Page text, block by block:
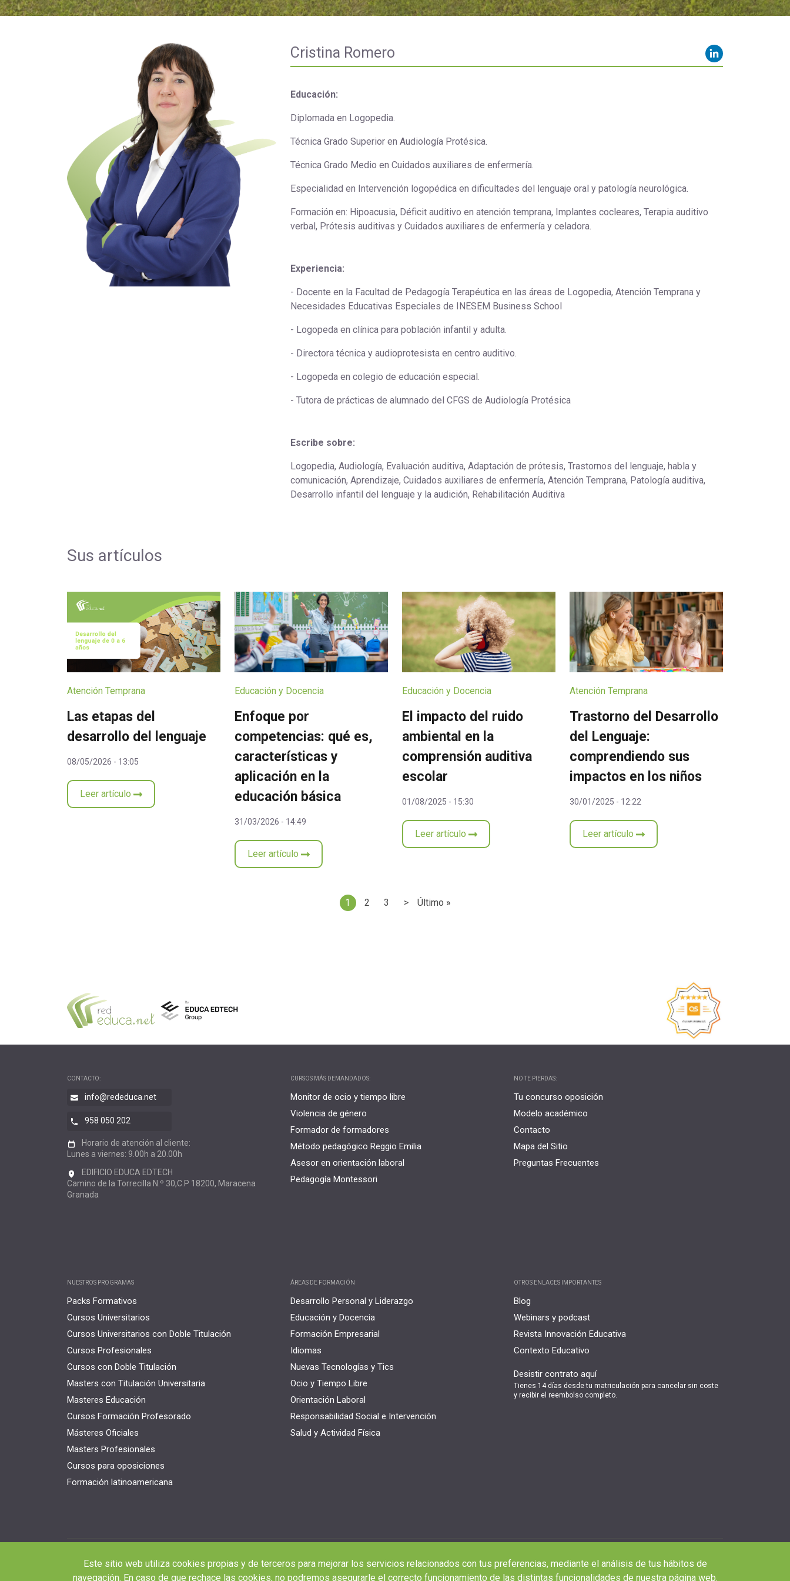
Ver Cursos
Universitaria
Orientación Laboral
Salud y Actividad Física
Cristina Romero
Educación:
Diplomada en Logopedia.
Técnica Grado Superior en Audiología Protésica.
Técnica Grado Medio en Cuidados auxiliares de enfermería.
Especialidad en Intervención logopédica en dificultades del lenguaje oral y patología neurológica.
Formación en: Hipoacusia, Déficit auditivo en atención temprana, Implantes cocleares, Terapia auditivo
verbal, Prótesis auditivas y Cuidados auxiliares de enfermería y celadora.
Experiencia:
- Docente en la Facultad de Pedagogía Terapéutica en las áreas de Logopedia, Atención Temprana y
Necesidades Educativas Especiales de INESEM Business School
- Logopeda en clínica para población infantil y adulta.
- Directora técnica y audioprotesista en centro auditivo.
- Logopeda en colegio de educación especial.
- Tutora de prácticas de alumnado del CFGS de Audiología Protésica
Escribe sobre:
Logopedia, Audiología, Evaluación auditiva, Adaptación de prótesis, Trastornos del lenguaje, habla y
comunicación, Aprendizaje, Cuidados auxiliares de enfermería, Atención Temprana, Patología auditiva,
Desarrollo infantil del lenguaje y la audición, Rehabilitación Auditiva
Sus artículos
Atención Temprana
Las etapas del
desarrollo del lenguaje
08/05/2026 - 13:05
Leer artículo
Educación y Docencia
Enfoque por
competencias: qué es,
características y
aplicación en la
educación básica
31/03/2026 - 14:49
Leer artículo
Educación y Docencia
El impacto del ruido
ambiental en la
comprensión auditiva
escolar
01/08/2025 - 15:30
Leer artículo
Atención Temprana
Trastorno del Desarrollo
del Lenguaje:
comprendiendo sus
impactos en los niños
30/01/2025 - 12:22
Leer artículo
Página actual
1
Page
2
Page
3
Siguiente página
>
Última página
Último »
CONTACTO:
info@rededuca.net
958 050 202
Horario de atención al cliente:
Lunes a viernes: 9.00h a 20.00h
EDIFICIO EDUCA EDTECH
Camino de la Torrecilla N.º 30,C.P 18200, Maracena
Granada
CURSOS MÁS DEMANDADOS:
Monitor de ocio y tiempo libre
Violencia de género
Formador de formadores
Método pedagógico Reggio Emilia
Asesor en orientación laboral
Pedagogía Montessori
NO TE PIERDAS:
Tu concurso oposición
Modelo académico
Contacto
Mapa del Sitio
Preguntas Frecuentes
NUESTROS PROGRAMAS
Packs Formativos
Cursos Universitarios
Cursos Universitarios con Doble Titulación
Cursos Profesionales
Cursos con Doble Titulación
Masters con Titulación Universitaria
Masteres Educación
Cursos Formación Profesorado
Másteres Oficiales
Masters Profesionales
Cursos para oposiciones
Formación latinoamericana
ÁREAS DE FORMACIÓN
Desarrollo Personal y Liderazgo
Educación y Docencia
Formación Empresarial
Idiomas
Nuevas Tecnologías y Tics
Ocio y Tiempo Libre
Orientación Laboral
Responsabilidad Social e Intervención
Salud y Actividad Física
OTROS ENLACES IMPORTANTES
Blog
Webinars y podcast
Revista Innovación Educativa
Contexto Educativo
Desistir contrato aquí
Tienes 14 días desde tu matriculación para cancelar sin coste
y recibir el reembolso completo.
Este sitio web utiliza cookies propias y de terceros para mejorar los servicios relacionados con tus preferencias, mediante el análisis de tus hábitos de
navegación. En caso de que rechace las cookies, no podremos asegurarle el correcto funcionamiento de las distintas funcionalidades de nuestra página web.